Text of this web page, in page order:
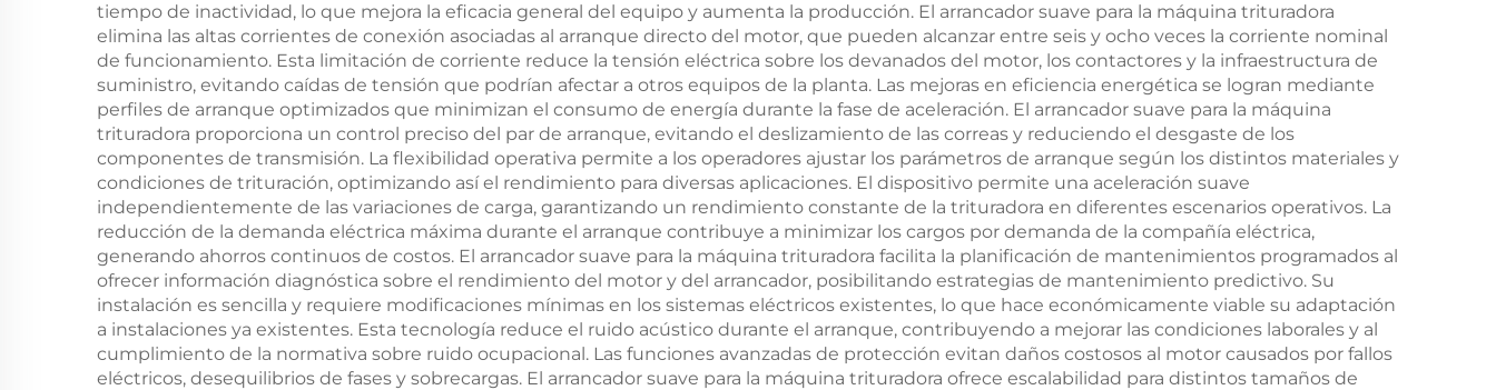
tiempo de inactividad, lo que mejora la eficacia general del equipo y aumenta la producción. El arrancador suave para la máquina trituradora
elimina las altas corrientes de conexión asociadas al arranque directo del motor, que pueden alcanzar entre seis y ocho veces la corriente nominal
de funcionamiento. Esta limitación de corriente reduce la tensión eléctrica sobre los devanados del motor, los contactores y la infraestructura de
suministro, evitando caídas de tensión que podrían afectar a otros equipos de la planta. Las mejoras en eficiencia energética se logran mediante
perfiles de arranque optimizados que minimizan el consumo de energía durante la fase de aceleración. El arrancador suave para la máquina
trituradora proporciona un control preciso del par de arranque, evitando el deslizamiento de las correas y reduciendo el desgaste de los
componentes de transmisión. La flexibilidad operativa permite a los operadores ajustar los parámetros de arranque según los distintos materiales y
condiciones de trituración, optimizando así el rendimiento para diversas aplicaciones. El dispositivo permite una aceleración suave
independientemente de las variaciones de carga, garantizando un rendimiento constante de la trituradora en diferentes escenarios operativos. La
reducción de la demanda eléctrica máxima durante el arranque contribuye a minimizar los cargos por demanda de la compañía eléctrica,
generando ahorros continuos de costos. El arrancador suave para la máquina trituradora facilita la planificación de mantenimientos programados al
ofrecer información diagnóstica sobre el rendimiento del motor y del arrancador, posibilitando estrategias de mantenimiento predictivo. Su
instalación es sencilla y requiere modificaciones mínimas en los sistemas eléctricos existentes, lo que hace económicamente viable su adaptación
a instalaciones ya existentes. Esta tecnología reduce el ruido acústico durante el arranque, contribuyendo a mejorar las condiciones laborales y al
cumplimiento de la normativa sobre ruido ocupacional. Las funciones avanzadas de protección evitan daños costosos al motor causados por fallos
eléctricos, desequilibrios de fases y sobrecargas. El arrancador suave para la máquina trituradora ofrece escalabilidad para distintos tamaños de